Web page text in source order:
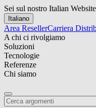
Sei sul nostro Italian Website
Italiano
Area ResellerCarriera
A chi ci rivolgiamo
Soluzioni
Tecnologie
Referenze
Chi siamo